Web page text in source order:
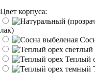
Цвет корпуса:
лак)
Теплый